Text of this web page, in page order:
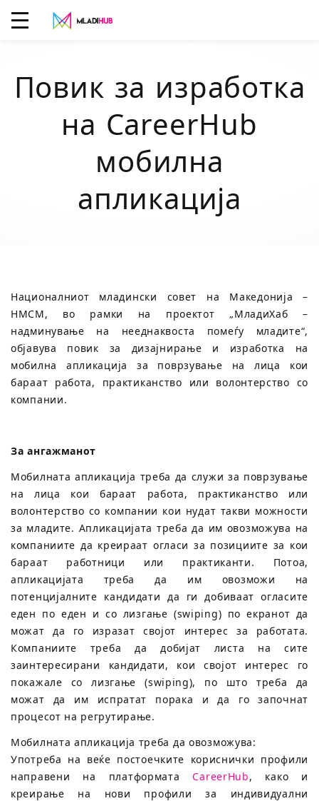
Повик за изработка
на CareerHub
мобилна
апликација
Националниот младински совет на Македонија –
НМСМ, во рамки на проектот „МладиХаб –
надминување на нееднаквоста помеѓу младите“,
објавува повик за дизајнирање и изработка на
мобилна апликација за поврзување на лица кои
бараат работа, практиканство или волонтерство со
компании.
За ангажманот
Мобилната апликација треба да служи за поврзување
на лица кои бараат работа, практиканство или
волонтерство со компании кои нудат такви можности
за младите. Апликацијата треба да им овозможува на
компаниите да креираат огласи за позициите за кои
бараат работници или практиканти. Потоа,
апликацијата треба да им овозможи на
потенцијалните кандидати да ги добиваат огласите
еден по еден и со лизгање (swiping) по екранот да
можат да го изразат својот интерес за работата.
Компаниите треба да добијат листа на сите
заинтересирани кандидати, кои својот интерес го
покажале со лизгање (swiping), по што треба да
можат да им испратат порака и да го започнат
процесот на регрутирање.
Мобилната апликација треба да овозможува:
Употреба на веќе постоечките кориснички профили
направени на платформатаCareerHub, како и
креирање на нови профили за индивидуални